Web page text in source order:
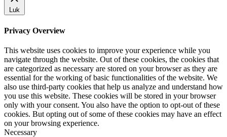
Luk
Privacy Overview
This website uses cookies to improve your experience while you
navigate through the website. Out of these cookies, the cookies that
are categorized as necessary are stored on your browser as they are
essential for the working of basic functionalities of the website. We
also use third-party cookies that help us analyze and understand how
you use this website. These cookies will be stored in your browser
only with your consent. You also have the option to opt-out of these
cookies. But opting out of some of these cookies may have an effect
on your browsing experience.
Necessary